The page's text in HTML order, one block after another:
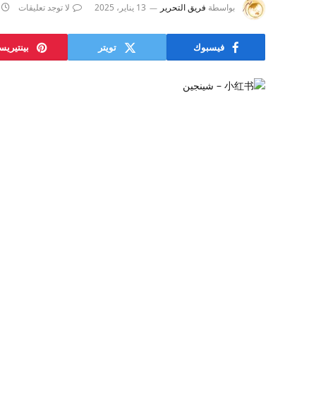
بواسطة فريق التحرير 13 يناير، 2025 لا توجد تعليقات
فيسبوك تويتر